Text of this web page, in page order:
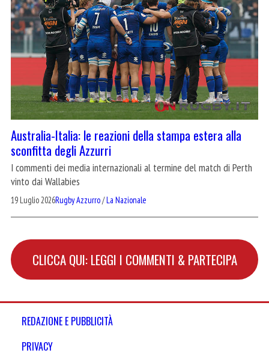
Australia-Italia: le reazioni della stampa estera alla
sconfitta degli Azzurri
I commenti dei media internazionali al termine del match di Perth
vinto dai Wallabies
19 Luglio 2026Rugby Azzurro/La Nazionale
CLICCA QUI: LEGGI I COMMENTI & PARTECIPA
REDAZIONE E PUBBLICITÀ
PRIVACY